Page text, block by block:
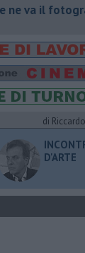
ne va il
di
D'ARTE